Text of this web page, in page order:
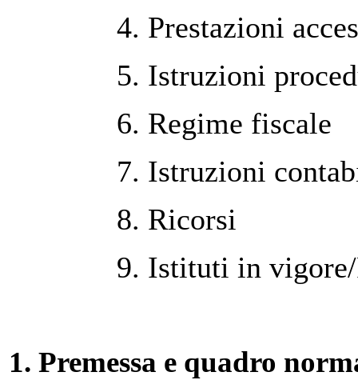
4. Prestazioni
5. Istruzioni
6. Regime fiscale
7. Istruzioni
8. Ricorsi
9. Istituti in
1. Premessa e quadro